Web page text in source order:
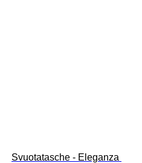
Svuotatasche - Eleganza